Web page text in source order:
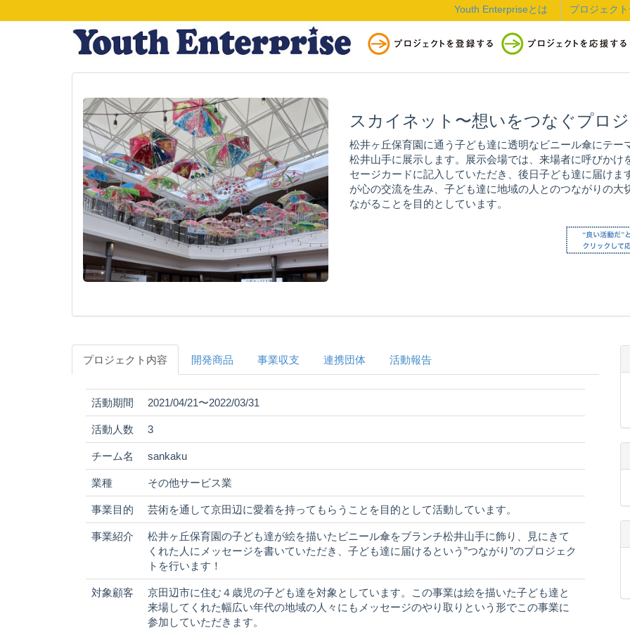
プロジェク
Youth Enterpriseとは
スカイネット〜想いをつなぐプロ
松井ヶ丘保育園に通う子ども達に透明なビニール傘にテ
松井山手に展示します。展示会場では、来場者に呼びか
セージカードに記入していただき、後日子ども達に届け
が心の交流を生み、子ども達に地域の人とのつながりの
ながることを目的としています。
プロジェクト内容 開発商品 事業収支 連携団体 活動報告
活動期間 2021/04/21〜2022/03/31
活動人数 3
チーム名 sankaku
業種 その他サービス業
事業目的 芸術を通して京田辺に愛着を持ってもらうことを目的として活動しています。
事業紹介
松井ヶ丘保育園の子ども達が絵を描いたビニール傘をブランチ松井山手に飾り、見にきて
くれた人にメッセージを書いていただき、子ども達に届けるという”つながり”のプロジェク
トを行います！
対象顧客
京田辺市に住む４歳児の子ども達を対象としています。この事業は絵を描いた子ども達と
来場してくれた幅広い年代の地域の人々にもメッセージのやり取りという形でこの事業に
参加していただきます。